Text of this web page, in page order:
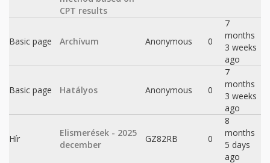
CPT results
Basic page Archívum Anonymous 0
7
months
3 weeks
ago
Basic page Hatályos Anonymous 0
7
months
3 weeks
ago
Hír
Elismerések - 2025
december
GZ82RB 0
8
months
5 days
ago